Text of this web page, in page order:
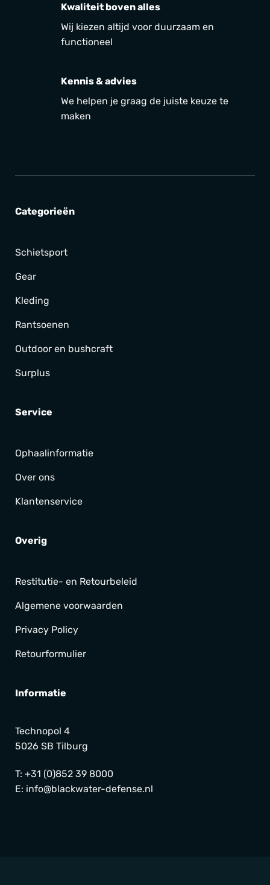
Kwaliteit boven alles
Wij kiezen altijd voor duurzaam en
functioneel
Kennis & advies
We helpen je graag de juiste keuze te
maken
Categorieën
Schietsport
Gear
Kleding
Rantsoenen
Outdoor en bushcraft
Surplus
Service
Ophaalinformatie
Over ons
Klantenservice
Overig
Restitutie- en Retourbeleid
Algemene voorwaarden
Privacy Policy
Retourformulier
Informatie
Technopol 4
5026 SB Tilburg
T: +31 (0)852 39 8000
E: info@blackwater-defense.nl